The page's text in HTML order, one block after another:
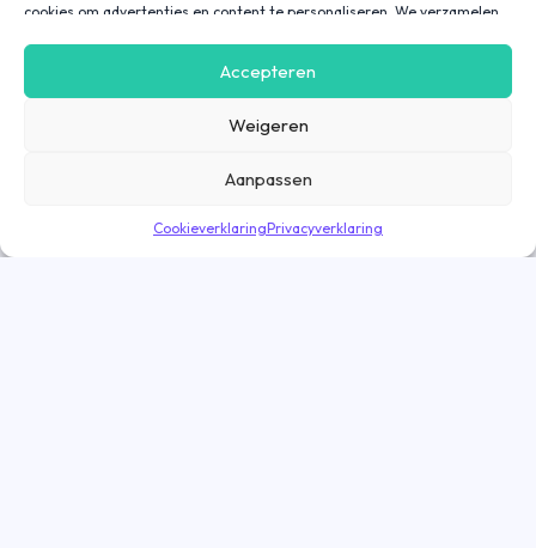
cookies om advertenties en content te personaliseren. We verzamelen
advertenties, op onze website of in onze apps af te stemmen en te
personaliseren op basis van jouw interesses. Gegevens die via
marketing cookies worden verzameld, worden ook gedeeld met derde
meer informatie? Lees dan onze
Accepteren
Weigeren
Aanpassen
CookieverklaringPrivacyverklaring